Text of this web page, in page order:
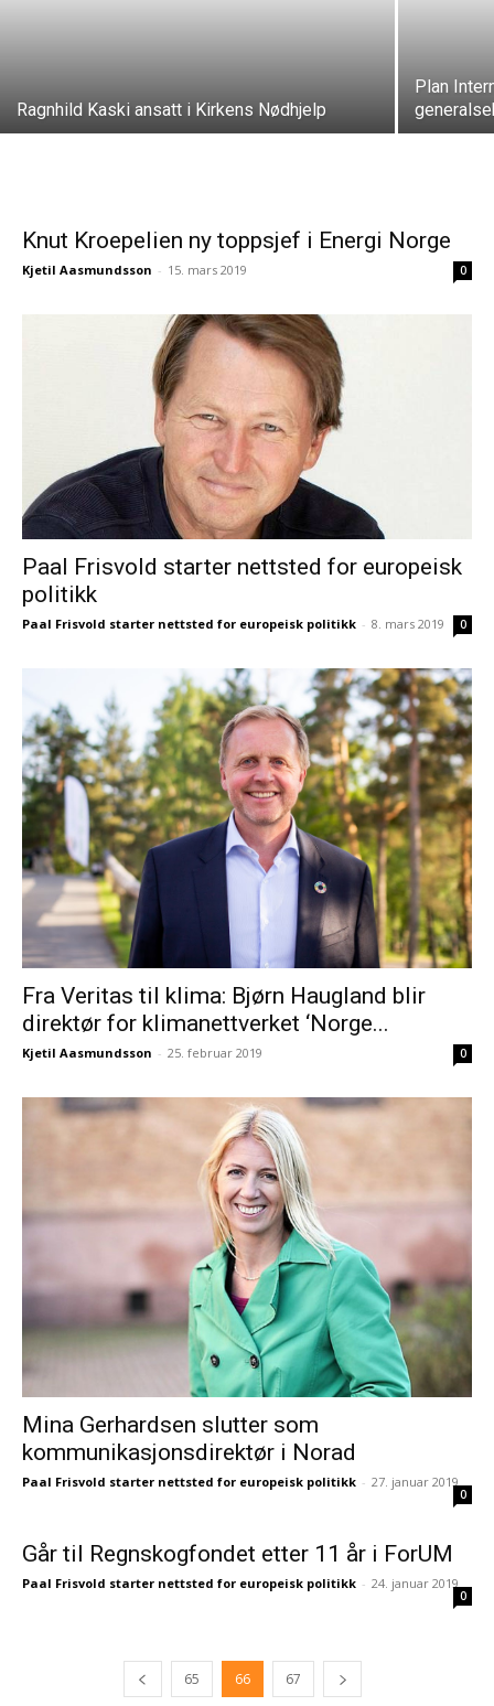
Ragnhild Kaski ansatt i Kirkens Nødhjelp
Plan
Knut Kroepelien ny toppsjef i Energi Norge
Kjetil Aasmundsson - 15. mars 2019 0
Paal Frisvold starter nettsted for europeisk
politikk
Paal Frisvold starter nettsted for europeisk politikk - 8. mars 2019 0
Fra Veritas til klima: Bjørn Haugland blir
direktør for klimanettverket ‘Norge...
Kjetil Aasmundsson - 25. februar 2019 0
Mina Gerhardsen slutter som
kommunikasjonsdirektør i Norad
Paal Frisvold starter nettsted for europeisk politikk - 27. januar 2019
0
Går til Regnskogfondet etter 11 år i ForUM
Paal Frisvold starter nettsted for europeisk politikk - 24. januar 2019
0
65 66 67